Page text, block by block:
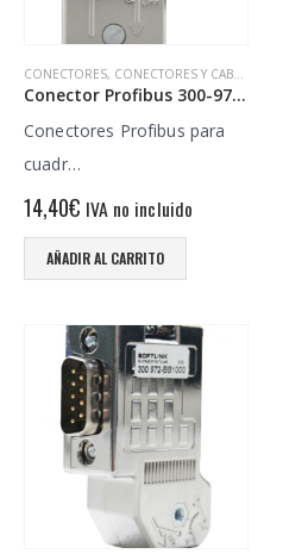
CONECTORES, CONECTORES Y CABLES
Conector Profibus 300-972-BB1200
Conectores Profibus para
cuadr…
14,40€ IVA no incluido
AÑADIR AL CARRITO